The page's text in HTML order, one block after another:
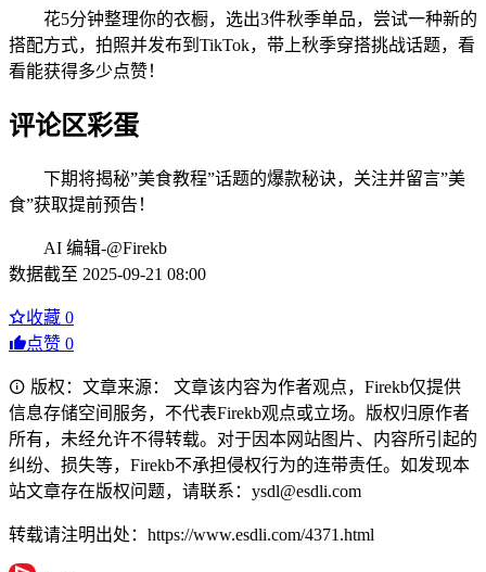
花5分钟整理你的衣橱，选出3件秋季单品，尝试一种新的
搭配方式，拍照并发布到TikTok，带上秋季穿搭挑战话题，看
看能获得多少点赞！
评论区彩蛋
下期将揭秘”美食教程”话题的爆款秘诀，关注并留言”美
食”获取提前预告！
AI 编辑-@Firekb
数据截至 2025-09-21 08:00
收藏 0
点赞 0
版权：文章来源： 文章该内容为作者观点，Firekb仅提供
信息存储空间服务，不代表Firekb观点或立场。版权归原作者
所有，未经允许不得转载。对于因本网站图片、内容所引起的
纠纷、损失等，Firekb不承担侵权行为的连带责任。如发现本
站文章存在版权问题，请联系：ysdl@esdli.com
转载请注明出处：https://www.esdli.com/4371.html